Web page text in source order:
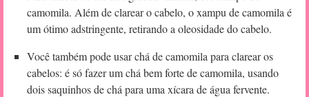
camomila. Além de clarear o cabelo, o xampu de camomila é
um ótimo adstringente, retirando a oleosidade do cabelo.
Você também pode usar chá de camomila para clarear os
cabelos: é só fazer um chá bem forte de camomila, usando
dois saquinhos de chá para uma xícara de água fervente.